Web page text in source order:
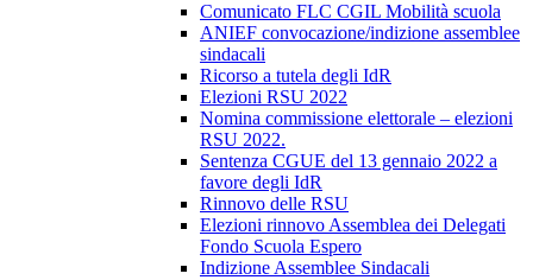
Comunicato FLC CGIL Mobilità scuola
ANIEF convocazione/indizione assemblee
sindacali
Ricorso a tutela degli IdR
Elezioni RSU 2022
Nomina commissione elettorale – elezioni
RSU 2022.
Sentenza CGUE del 13 gennaio 2022 a
favore degli IdR
Rinnovo delle RSU
Elezioni rinnovo Assemblea dei Delegati
Fondo Scuola Espero
Indizione Assemblee Sindacali